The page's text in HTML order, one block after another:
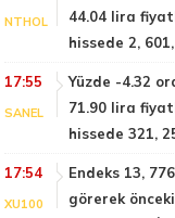
NTHOL
44.04 lira
hissede 2,
17:55
SANEL
Yüzde -4.32
71.90 lira
hissede 321,
17:54
XU100
Endeks 13,
görerek önceki